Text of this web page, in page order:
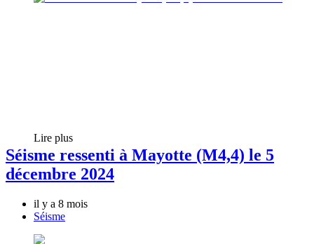
Lire plus
Séisme ressenti à Mayotte (M4,4) le 5
décembre 2024
il y a 8 mois
Séisme